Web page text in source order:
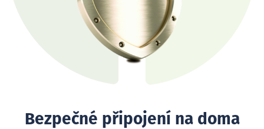
Bezpečné připojení na doma